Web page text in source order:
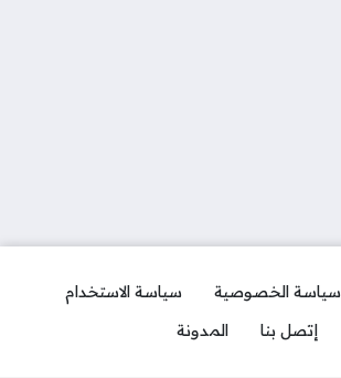
سياسة الخصوصية
سياسة الاستخدام
إتصل بنا
المدونة